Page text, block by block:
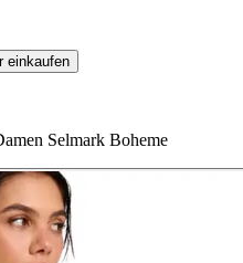
einkaufen
Selmark Boheme